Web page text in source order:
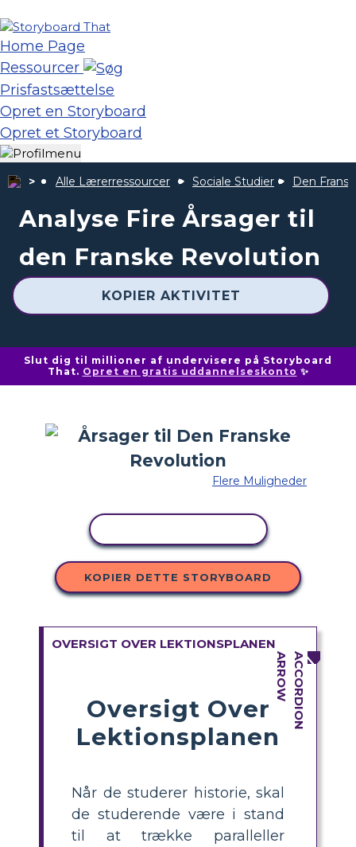
Home Page
Ressourcer
Prisfastsættelse
Opret en Storyboard
Opret et Storyboard
Alle Lærerressourcer Sociale Studier Den
Analyse Fire Årsager til
den Franske Revolution
KOPIER AKTIVITET
Slut dig til millioner af undervisere på Storyboard
That. Opret en gratis uddannelseskonto ✨
Flere Muligheder
KOPIER DETTE STORYBOARD
OVERSIGT OVER LEKTIONSPLANEN
Oversigt Over
Lektionsplanen
Når de studerer historie, skal
de studerende være i stand
til at trække paralleller